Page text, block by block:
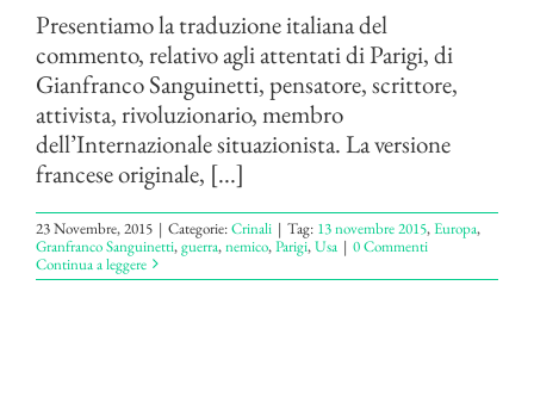
Presentiamo la traduzione italiana del
commento, relativo agli attentati di Parigi, di
Gianfranco Sanguinetti, pensatore, scrittore,
attivista, rivoluzionario, membro
dell’Internazionale situazionista. La versione
francese originale, [...]
23 Novembre, 2015 | Categorie:Crinali | Tag: 13 novembre 2015,Europa,
Granfranco Sanguinetti,guerra,nemico,Parigi,Usa | 0 Commenti
Continua a leggere